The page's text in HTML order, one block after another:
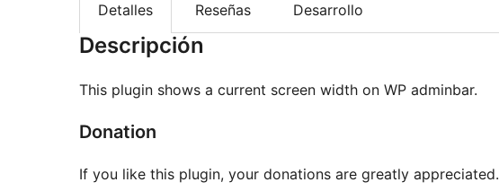
Detalles Reseñas Desarrollo
Descripción
This plugin shows a current screen width on WP adminbar.
Donation
If you like this plugin, your donations are greatly appreciated.